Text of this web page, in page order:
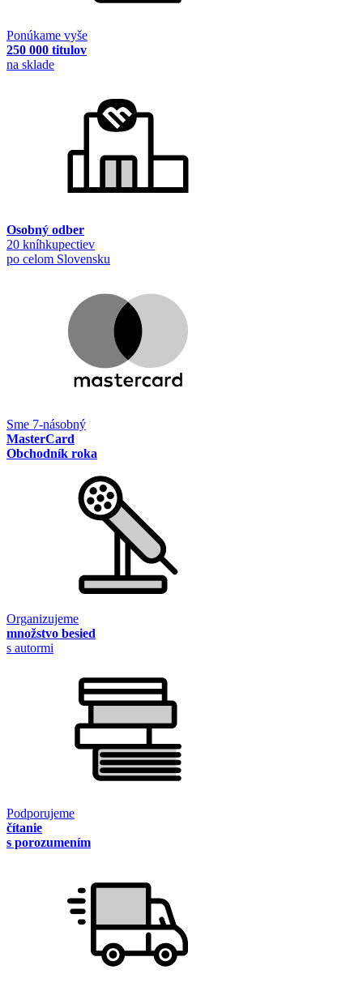
Ponúkame vyše
250 000 titulov
na sklade
Osobný odber
20 kníhkupectiev
po celom Slovensku
Sme 7-násobný
MasterCard
Obchodník roka
Organizujeme
množstvo besied
s autormi
Podporujeme
čítanie
s porozumením